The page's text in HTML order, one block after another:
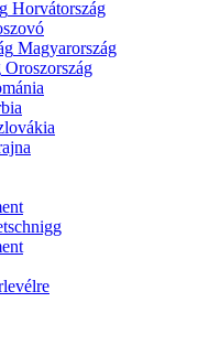
Horvátország
Magyarország
Oroszország